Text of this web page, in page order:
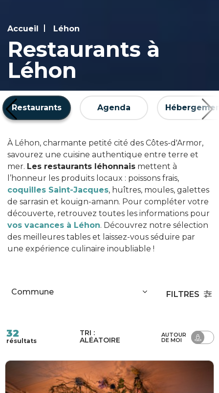
Accueil Léhon
Restaurants à
Léhon
Restaurants Agenda
À Léhon, charmante petité cité des Côtes-d'Armor,
savourez une cuisine authentique entre terre et
mer. Les restaurants léhonnais mettent à
l’honneur les produits locaux : poissons frais,
coquilles Saint-Jacques, huîtres, moules, galettes
de sarrasin et kouign-amann. Pour compléter votre
découverte, retrouvez toutes les informations pour
vos vacances à Léhon. Découvrez notre sélection
des meilleures tables et laissez-vous séduire par
une expérience culinaire inoubliable !
FILTRES
32
résultats
TRI :
ALÉATOIRE
AUTOUR
DE MOI